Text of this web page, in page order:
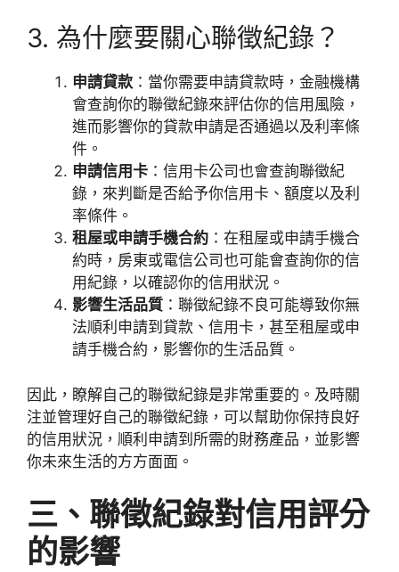
3. 為什麼要關心聯徵紀錄？
申請貸款 ：當你需要申請貸款時，金融機構
會查詢你的聯徵紀錄來評估你的信用風險，
進而影響你的貸款申請是否通過以及利率條
件。
申請信用卡 ：信用卡公司也會查詢聯徵紀
錄，來判斷是否給予你信用卡、額度以及利
率條件。
租屋或申請手機合約 ：在租屋或申請手機合
約時，房東或電信公司也可能會查詢你的信
用紀錄，以確認你的信用狀況。
影響生活品質 ：聯徵紀錄不良可能導致你無
法順利申請到貸款、信用卡，甚至租屋或申
請手機合約，影響你的生活品質。
因此，瞭解自己的聯徵紀錄是非常重要的。及時關
注並管理好自己的聯徵紀錄，可以幫助你保持良好
的信用狀況，順利申請到所需的財務產品，並影響
你未來生活的方方面面。
三、聯徵紀錄對信用評分
的影響